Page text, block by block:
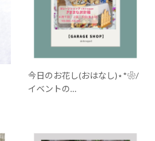
今日のお花し(おはなし)⋆*❀/
イベントの…